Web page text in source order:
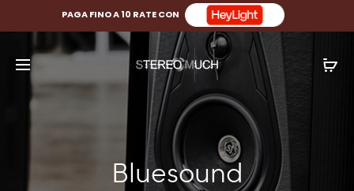
PAGA FINO A 10 RATE CON
Bluesound